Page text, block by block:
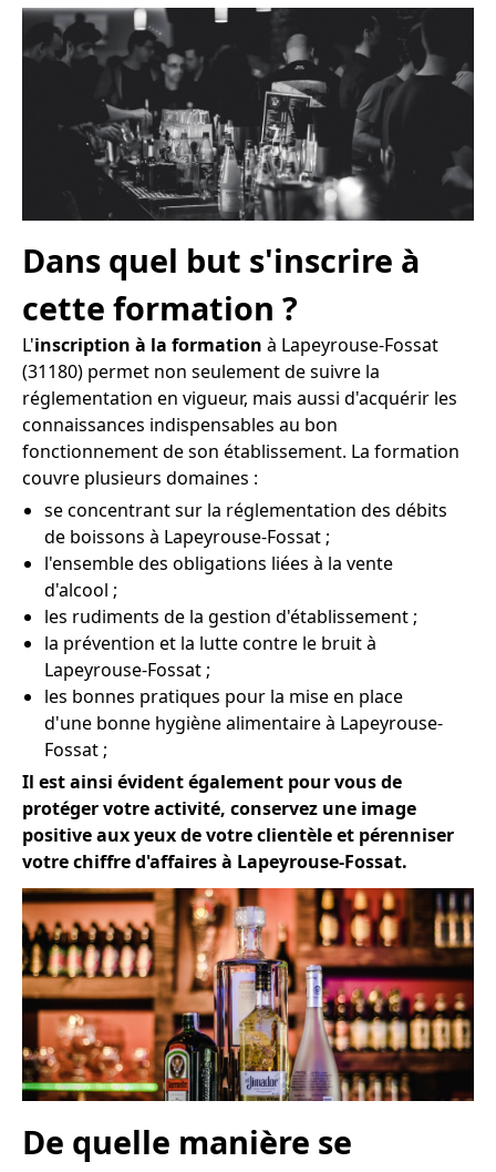
Dans quel but s'inscrire à
cette formation ?
L'inscription à la formation à Lapeyrouse-Fossat
(31180) permet non seulement de suivre la
réglementation en vigueur, mais aussi d'acquérir les
connaissances indispensables au bon
fonctionnement de son établissement. La formation
couvre plusieurs domaines :
se concentrant sur la réglementation des débits
de boissons à Lapeyrouse-Fossat ;
l'ensemble des obligations liées à la vente
d'alcool ;
les rudiments de la gestion d'établissement ;
la prévention et la lutte contre le bruit à
Lapeyrouse-Fossat ;
les bonnes pratiques pour la mise en place
d'une bonne hygiène alimentaire à Lapeyrouse-
Fossat ;
Il est ainsi évident également pour vous de
protéger votre activité, conservez une image
positive aux yeux de votre clientèle et pérenniser
votre chiffre d'affaires à Lapeyrouse-Fossat.
De quelle manière se